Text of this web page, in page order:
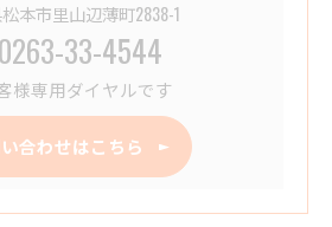
本市里山辺薄町2838-1
0263-33-4544
様専用ダイヤルです
合わせはこちら